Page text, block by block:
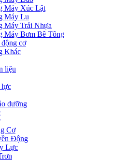
Máy Xúc Lật
Máy Lu
Máy Trải Nhựa
Máy Bơm Bê Tông
cơ
Khác
liệu
lực
dưỡng
Cơ
Động
Lực